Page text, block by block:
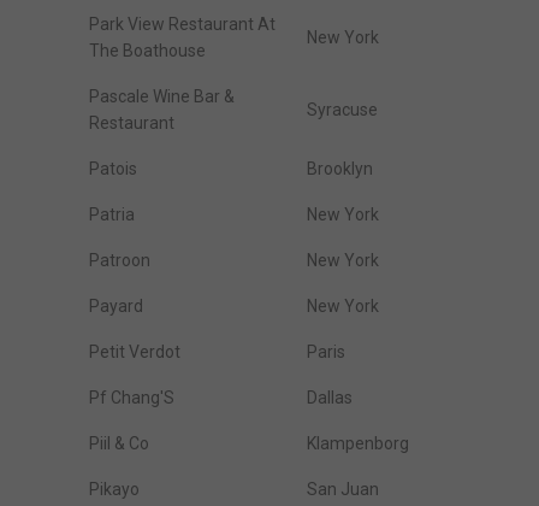
Park View Restaurant At
The Boathouse
New York
Pascale Wine Bar &
Restaurant
Syracuse
Patois Brooklyn
Patria New York
Patroon New York
Payard New York
Petit Verdot Paris
Pf Chang'S Dallas
Piil & Co Klampenborg
Pikayo San Juan